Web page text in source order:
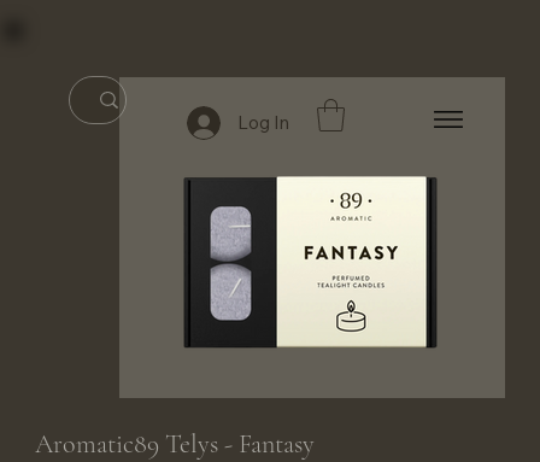
Log In
Aromatic89 Telys - Fantasy